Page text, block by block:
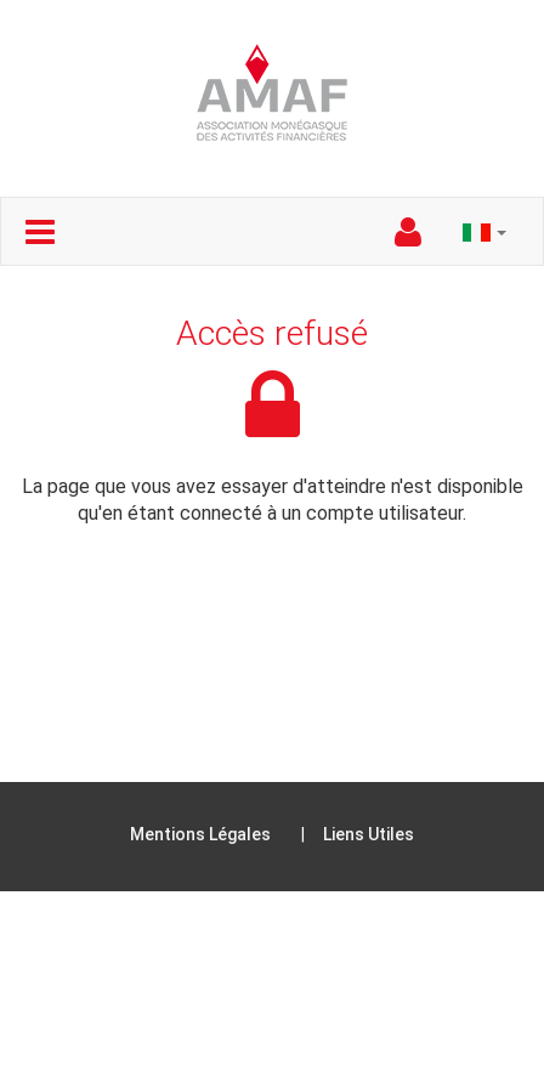
Accès refusé
La page que vous avez essayer d'atteindre n'est disponible
qu'en étant connecté à un compte utilisateur.
Mentions Légales Liens Utiles